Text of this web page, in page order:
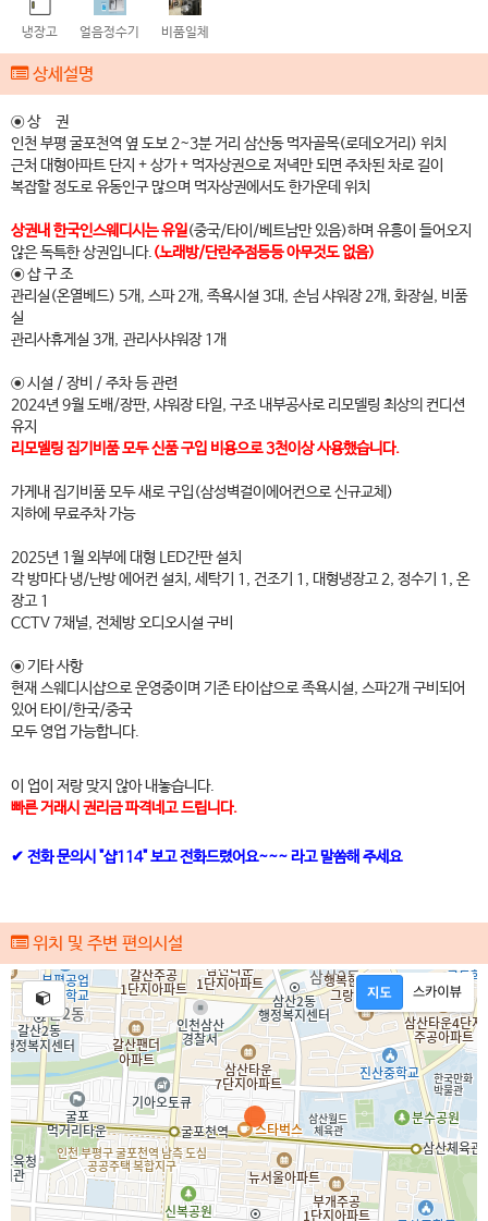
냉장고 얼음정수기 비품일체
상세설명
◉ 상 권
인천 부평 굴포천역 옆 도보 2~3분 거리 삼산동 먹자골목(로데오거리) 위치
근처 대형아파트 단지 + 상가 + 먹자상권으로 저녁만 되면 주차된 차로 길이
복잡할 정도로 유동인구 많으며 먹자상권에서도 한가운데 위치
상권내 한국인스웨디시는 유일(중국/타이/베트남만 있음)하며 유흥이 들어오지
않은 독특한 상권입니다.(노래방/단란주점등등 아무것도 없음)
◉ 샵 구 조
관리실(온열베드) 5개, 스파 2개, 족욕시설 3대, 손님 샤워장 2개, 화장실, 비품
실
관리사휴게실 3개, 관리사샤워장 1개
◉ 시설 / 장비 / 주차 등 관련
2024년 9월 도배/장판, 샤워장 타일, 구조 내부공사로 리모델링 최상의 컨디션
유지
리모델링 집기비품 모두 신품 구입 비용으로 3천이상 사용했습니다.
가게내 집기비품 모두 새로 구입(삼성벽걸이에어컨으로 신규교체)
지하에 무료주차 가능
2025년 1월 외부에 대형 LED간판 설치
각 방마다 냉/난방 에어컨 설치, 세탁기 1, 건조기 1, 대형냉장고 2, 정수기 1, 온
장고 1
CCTV 7채널, 전체방 오디오시설 구비
◉ 기타 사항
현재 스웨디시샵으로 운영중이며 기존 타이샵으로 족욕시설, 스파2개 구비되어
있어 타이/한국/중국
모두 영업 가능합니다.
이 업이 저랑 맞지 않아 내놓습니다.
빠른 거래시 권리금 파격네고 드립니다.
✔ 전화 문의시 "샵114" 보고 전화드렸어요~~~ 라고 말씀해 주세요
위치 및 주변 편의시설